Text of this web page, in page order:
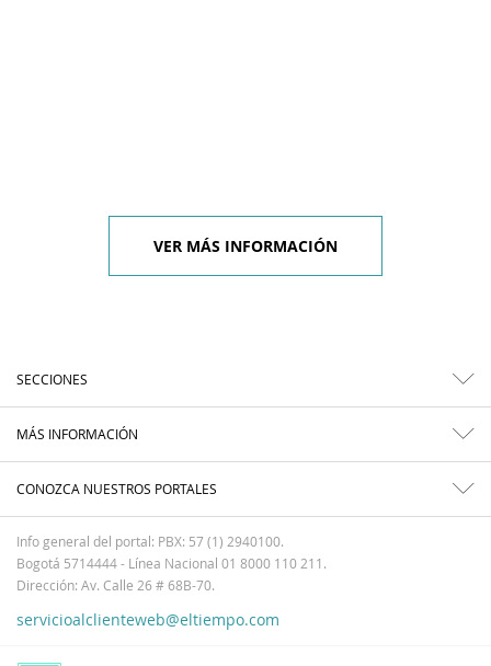
VER MÁS INFORMACIÓN
SECCIONES
MÁS INFORMACIÓN
CONOZCA NUESTROS PORTALES
Info general del portal: PBX: 57 (1) 2940100.
Bogotá 5714444 - Línea Nacional 01 8000 110 211.
Dirección: Av. Calle 26 # 68B-70.
servicioalclienteweb@eltiempo.com